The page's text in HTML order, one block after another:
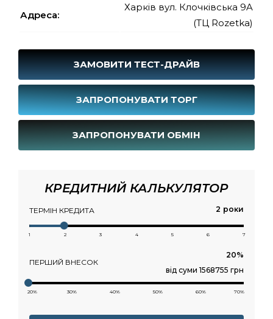
Адреса:
Харків вул. Клочківська 9A
(ТЦ Rozetka)
ЗАМОВИТИ ТЕСТ-ДРАЙВ
ЗАПРОПОНУВАТИ ТОРГ
ЗАПРОПОНУВАТИ ОБМІН
КРЕДИТНИЙ КАЛЬКУЛЯТОР
ТЕРМІН КРЕДИТА роки
1 2 3 4 5 6 7
ПЕРШИЙ ВНЕСОК
від суми 1568755 грн
20% 30% 40% 50% 60% 70%